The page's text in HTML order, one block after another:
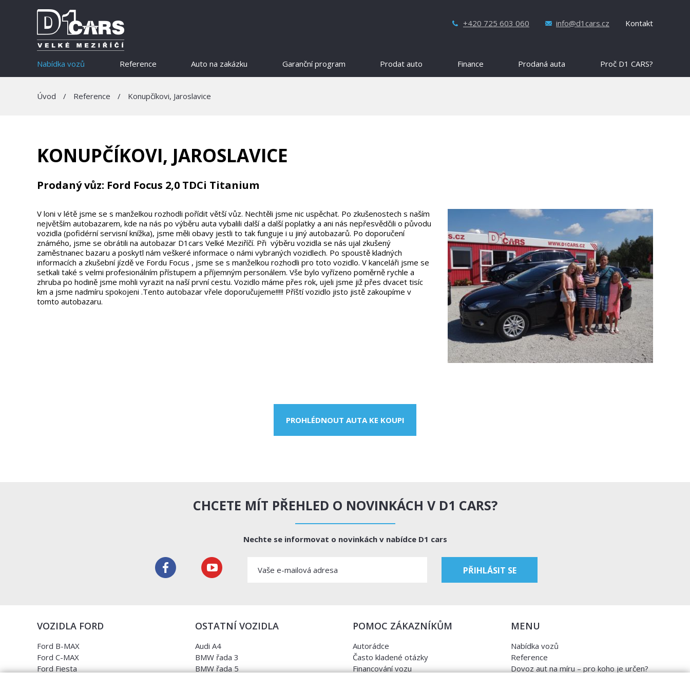
+420 725 603 060 info@d1cars.cz Kontakt
Nabídka vozů Reference Auto na zakázku Garanční program Prodat auto Finance Prodaná auta Proč D1 CARS?
Úvod / Reference / Konupčíkovi, Jaroslavice
KONUPČÍKOVI, JAROSLAVICE
Prodaný vůz: Ford Focus 2,0 TDCi Titanium
V loni v létě jsme se s manželkou rozhodli pořídit větší vůz. Nechtěli jsme nic uspěchat. Po zkušenostech s naším
největším autobazarem, kde na nás po výběru auta vybalili další a další poplatky a ani nás nepřesvědčili o původu
vozidla (pofidérní servisní knížka), jsme měli obavy jestli to tak funguje i u jiný autobazarů. Po doporučení
známého, jsme se obrátili na autobazar D1cars Velké Meziříčí. Při výběru vozidla se nás ujal zkušený
zaměstnanec bazaru a poskytl nám veškeré informace o námi vybraných vozidlech. Po spoustě kladných
informacích a zkušební jízdě ve Fordu Focus , jsme se s manželkou rozhodli pro toto vozidlo. V kanceláři jsme se
setkali také s velmi profesionálním přístupem a příjemným personálem. Vše bylo vyřízeno poměrně rychle a
zhruba po hodině jsme mohli vyrazit na naší první cestu. Vozidlo máme přes rok, ujeli jsme již přes dvacet tisíc
km a jsme nadmíru spokojeni .Tento autobazar vřele doporučujeme!!!!! Příští vozidlo jisto jistě zakoupíme v
tomto autobazaru.
PROHLÉDNOUT AUTA KE KOUPI
CHCETE MÍT PŘEHLED O NOVINKÁCH V D1 CARS?
Nechte se informovat o novinkách v nabídce D1 cars
VOZIDLA FORD
Ford B-MAX
Ford C-MAX
Ford Fiesta
OSTATNÍ VOZIDLA
Audi A4
BMW řada 3
BMW řada 5
POMOC ZÁKAZNÍKŮM
Autorádce
Často kladené otázky
Financování vozu
MENU
Nabídka vozů
Reference
Dovoz aut na míru – pro koho je určen?